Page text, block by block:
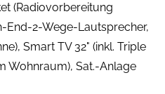
(Radiovorbereitung
End-2-Wege-Lautsprecher,
Smart TV 32" (inkl. Triple
Wohnraum), Sat.-Anlage